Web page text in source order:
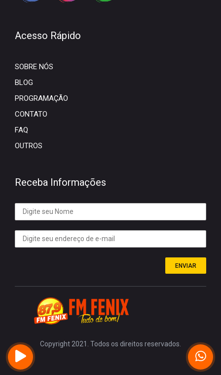
Acesso Rápido
SOBRE NÓS
BLOG
PROGRAMAÇÃO
CONTATO
FAQ
OUTROS
Receba Informações
ENVIAR
Copyright 2021. Todos os direitos reservados.